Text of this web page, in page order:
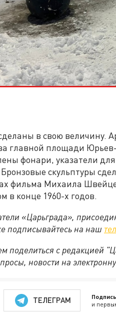
в свою величину.
главной площади
фонари, указатели
Бронзовые скульптуры
фильма Михаила
в конце 1960-х годов.
«Царьграда»,
подписывайтесь на наш
поделиться с редакцией
новости на
ТЕЛЕГРАМ и